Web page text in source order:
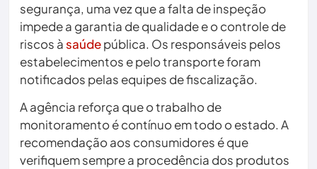
segurança, uma vez que a falta de inspeção
impede a garantia de qualidade e o controle de
riscos àsaúdepública. Os responsáveis pelos
estabelecimentos e pelo transporte foram
notificados pelas equipes de fiscalização.
A agência reforça que o trabalho de
monitoramento é contínuo em todo o estado. A
recomendação aos consumidores é que
verifiquem sempre a procedência dos produtos